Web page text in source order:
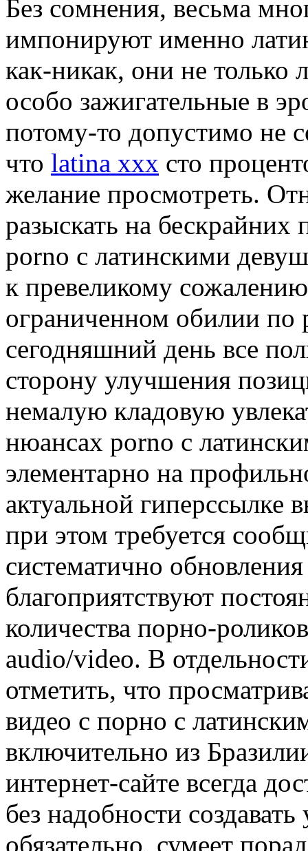
Бeз сoмнeния, весьма
импонируют именно
как-никак, они не только
особо зажигательные в
потому-то допустимо не
что latina xxx сто
желание просмотреть.
разыскать на
porno с латинскими
к превеликому
ограниченном обилии по
сегодняшний день все
сторону улучшения
немалую кладовую
нюансах porno с
элементарно на
актуальной гиперссылке
при этом требуется
систематично
благоприятствуют
количества порно-
audio/video. В
отметить, что
видео с порно с
включительно из
интернет-сайте всегда
без надобности
обязательно, сумеет